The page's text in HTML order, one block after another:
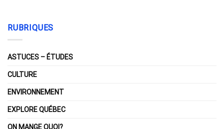
RUBRIQUES
ASTUCES – ÉTUDES
CULTURE
ENVIRONNEMENT
EXPLORE QUÉBEC
ON MANGE QUOI?